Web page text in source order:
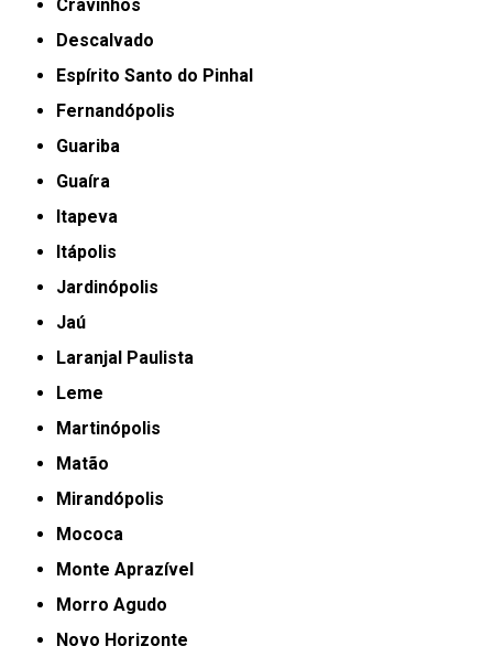
Cravinhos
Descalvado
Espírito Santo do Pinhal
Fernandópolis
Guariba
Guaíra
Itapeva
Itápolis
Jardinópolis
Jaú
Laranjal Paulista
Leme
Martinópolis
Matão
Mirandópolis
Mococa
Monte Aprazível
Morro Agudo
Novo Horizonte